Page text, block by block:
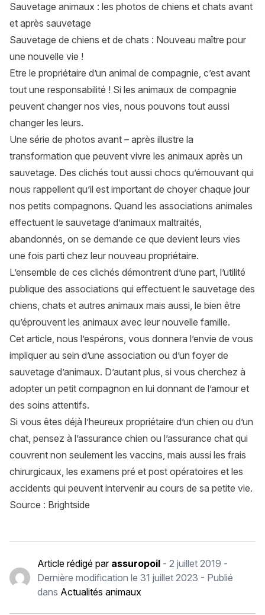
Sauvetage animaux : les photos de chiens et chats avant
et après sauvetage
Sauvetage de chiens et de chats : Nouveau maître pour
une nouvelle vie !
Etre le propriétaire d’un animal de compagnie, c’est avant
tout une responsabilité ! Si les animaux de compagnie
peuvent changer nos vies, nous pouvons tout aussi
changer les leurs.
Une série de photos avant – après illustre la
transformation que peuvent vivre les animaux après un
sauvetage. Des clichés tout aussi chocs qu’émouvant qui
nous rappellent qu’il est important de choyer chaque jour
nos petits compagnons. Quand les associations animales
effectuent le sauvetage d’animaux maltraités,
abandonnés, on se demande ce que devient leurs vies
une fois parti chez leur nouveau propriétaire.
L’ensemble de ces clichés démontrent d’une part, l’utilité
publique des associations qui effectuent le sauvetage des
chiens, chats et autres animaux mais aussi, le bien être
qu’éprouvent les animaux avec leur nouvelle famille.
Cet article, nous l’espérons, vous donnera l’envie de vous
impliquer au sein d’une association ou d’un foyer de
sauvetage d’animaux. D’autant plus, si vous cherchez à
adopter un petit compagnon en lui donnant de l’amour et
des soins attentifs.
Si vous êtes déjà l’heureux propriétaire d’un chien ou d’un
chat, pensez à l’assurance chien ou l’assurance chat qui
couvrent non seulement les vaccins, mais aussi les frais
chirurgicaux, les examens pré et post opératoires et les
accidents qui peuvent intervenir au cours de sa petite vie.
Source : Brightside
Article rédigé par assuropoil- 2 juillet 2019 -
Dernière modification le 31 juillet 2023 - Publié
dans Actualités animaux